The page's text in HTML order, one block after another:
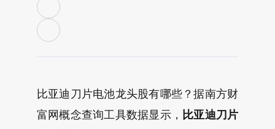
比亚迪刀片电池龙头股有哪些？据南方财
富网概念查询工具数据显示， 比亚迪刀片